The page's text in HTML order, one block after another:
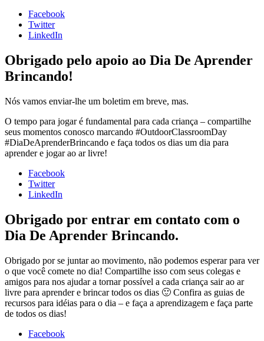
Facebook
Twitter
LinkedIn
Obrigado pelo apoio ao Dia De Aprender
Brincando!
Nós vamos enviar-lhe um boletim em breve, mas.
O tempo para jogar é fundamental para cada criança – compartilhe
seus momentos conosco marcando #OutdoorClassroomDay
#DiaDeAprenderBrincando e faça todos os dias um dia para
aprender e jogar ao ar livre!
Facebook
Twitter
LinkedIn
Obrigado por entrar em contato com o
Dia De Aprender Brincando.
Obrigado por se juntar ao movimento, não podemos esperar para ver
o que você comete no dia! Compartilhe isso com seus colegas e
amigos para nos ajudar a tornar possível a cada criança sair ao ar
livre para aprender e brincar todos os dias 🙂 Confira as guias de
recursos para idéias para o dia – e faça a aprendizagem e faça parte
de todos os dias!
Facebook